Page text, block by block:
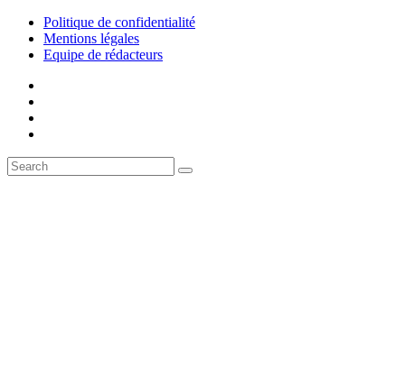
Politique de confidentialité
Mentions légales
Equipe de rédacteurs